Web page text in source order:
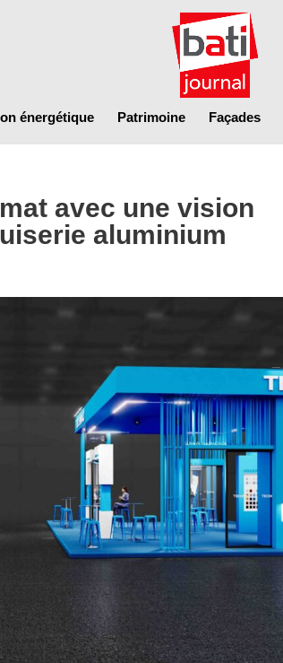
énergétique Patrimoine Façades
avec une vision
aluminium